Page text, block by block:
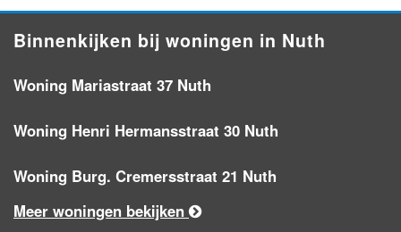
Binnenkijken bij woningen in Nuth
Woning Mariastraat 37 Nuth
Woning Henri Hermansstraat 30 Nuth
Woning Burg. Cremersstraat 21 Nuth
Meer woningen bekijken